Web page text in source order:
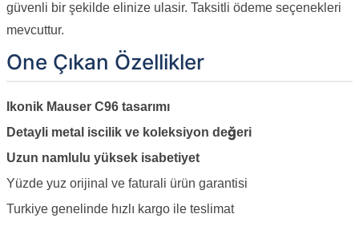
güvenli bir şekilde elinize ulasir. Taksitli ödeme seçenekleri
mevcuttur.
One Çıkan Özellikler
Ikonik Mauser C96 tasarımı
Detayli metal iscilik ve koleksiyon değeri
Uzun namlulu yüksek isabetiyet
Yüzde yuz orijinal ve faturali ürün garantisi
Turkiye genelinde hızlı kargo ile teslimat